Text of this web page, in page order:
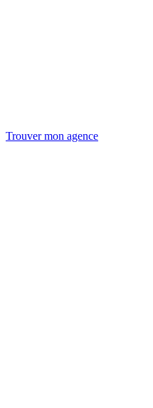
Trouver mon agence